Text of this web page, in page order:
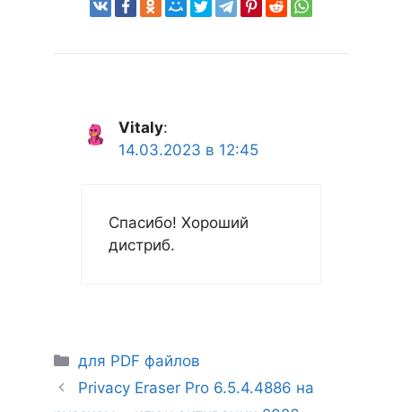
Vitaly:
14.03.2023 в 12:45
Спасибо! Хороший
дистриб.
Рубрики
для PDF файлов
Privacy Eraser Pro 6.5.4.4886 на